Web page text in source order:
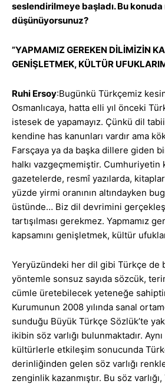
seslendirilmeye başladı. Bu konuda
düşünüyorsunuz?
”YAPMAMIZ GEREKEN DİLİMİZİN
GENİŞLETMEK, KÜLTÜR
Ruhi Ersoy:Bugünkü Türkçemiz
Osmanlıcaya, hatta elli yıl önceki
istesek de yapamayız. Çünkü dil
kendine has kanunları vardır ama
Farsçaya ya da başka dillere giden
halkı vazgeçmemiştir. Cumhuriyetin
gazetelerde, resmî yazılarda,
yüzde yirmi oranının altındayken
üstünde… Biz dil devrimini
tartışılması gerekmez. Yapmamız
kapsamını genişletmek, kültür
Yeryüzündeki her dil gibi Türkçe de
yöntemle sonsuz sayıda sözcük,
cümle üretebilecek yeteneğe
Kurumunun 2008 yılında sanal
sunduğu Büyük Türkçe Sözlük’te
ikibin söz varlığı bulunmaktadır.
kültürlerle etkileşim sonucunda
derinliğinden gelen söz varlığı
zenginlik kazanmıştır. Bu söz